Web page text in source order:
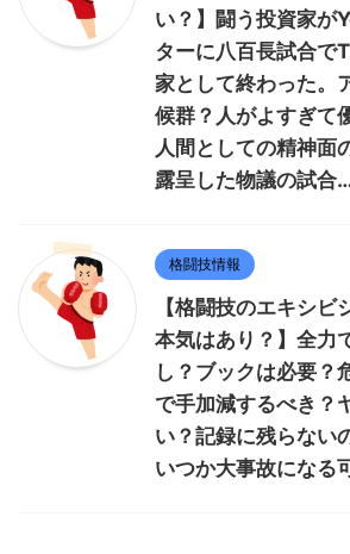
い？】闘う投資家が
ターに八百長試合で
家として終わった。
候群？人がよすぎて
人間としての精神面
露呈した物議の試合
格闘技情報
【格闘技のエキシビ
本気はあり？】全力
し？ブックは必要？
で手加減するべき？
い？記録に残らない
いつか大事故になる